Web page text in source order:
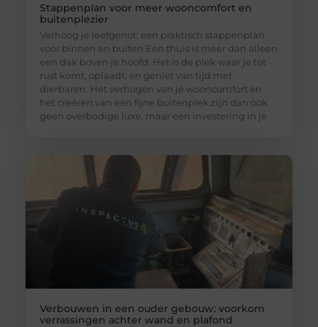
Stappenplan voor meer wooncomfort en
buitenplezier
Verhoog je leefgenot: een praktisch stappenplan
voor binnen en buiten Een thuis is meer dan alleen
een dak boven je hoofd. Het is de plek waar je tot
rust komt, oplaadt, en geniet van tijd met
dierbaren. Het verhogen van je wooncomfort en
het creëren van een fijne buitenplek zijn dan ook
geen overbodige luxe, maar een investering in je
Verbouwen in een ouder gebouw: voorkom
verrassingen achter wand en plafond